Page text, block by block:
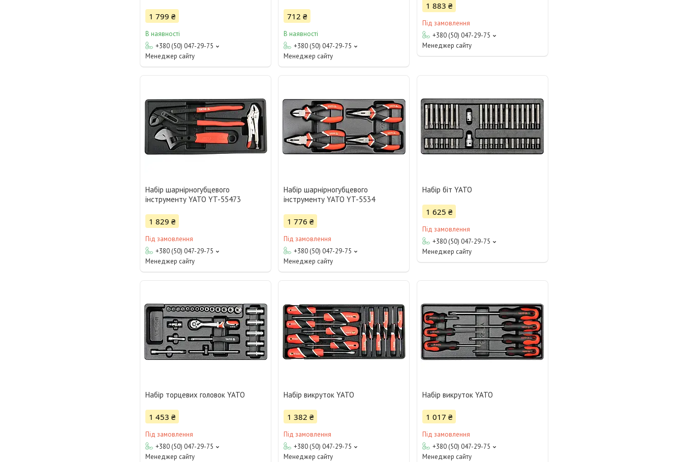
1 799 ₴
В наявності
+380 (50) 047-29-75
Менеджер сайту
712 ₴
В наявності
+380 (50) 047-29-75
Менеджер сайту
1 883 ₴
Під замовлення
+380 (50) 047-29-75
Менеджер сайту
Набір шарнірногубцевого
інструменту YATO YT-55473
1 829 ₴
Під замовлення
+380 (50) 047-29-75
Менеджер сайту
Набір шарнірногубцевого
інструменту YATO YT-5534
1 776 ₴
Під замовлення
+380 (50) 047-29-75
Менеджер сайту
Набір біт YATO
1 625 ₴
Під замовлення
+380 (50) 047-29-75
Менеджер сайту
Набір торцевих головок YATO
1 453 ₴
Під замовлення
+380 (50) 047-29-75
Менеджер сайту
Набір викруток YATO
1 382 ₴
Під замовлення
+380 (50) 047-29-75
Менеджер сайту
Набір викруток YATO
1 017 ₴
Під замовлення
+380 (50) 047-29-75
Менеджер сайту